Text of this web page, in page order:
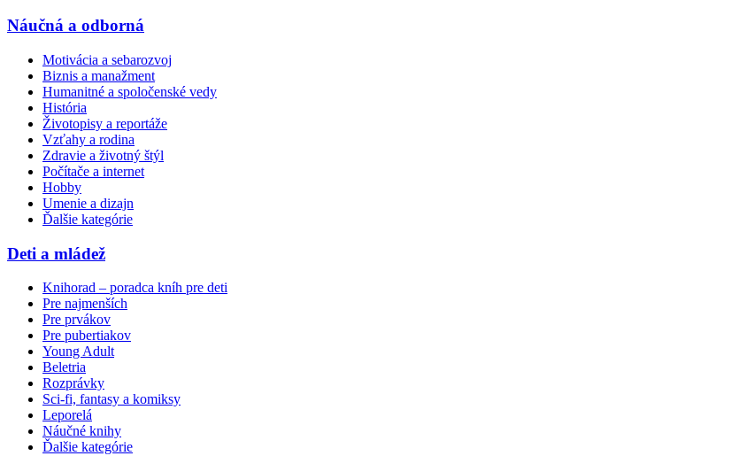
Náučná a odborná
Motivácia a sebarozvoj
Biznis a manažment
Humanitné a spoločenské vedy
História
Životopisy a reportáže
Vzťahy a rodina
Zdravie a životný štýl
Počítače a internet
Hobby
Umenie a dizajn
Ďalšie kategórie
Deti a mládež
Knihorad – poradca kníh pre deti
Pre najmenších
Pre prvákov
Pre pubertiakov
Young Adult
Beletria
Rozprávky
Sci-fi, fantasy a komiksy
Leporelá
Náučné knihy
Ďalšie kategórie